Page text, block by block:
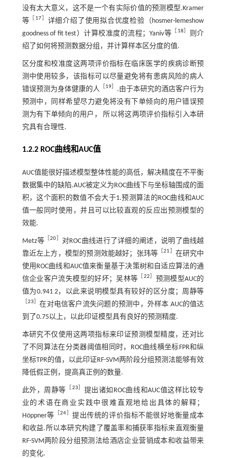
没有太大意义，这不是一个有实际价值的预测模型.Kramer
等 ［ 17］ 详细介绍了使用拟合优度检验（hosmer-lemeshow
goodness of fit test）计算校准度的流程；Yaniv等 ［ 18］
则介
绍了如何将预测数据分组，并计算样本区分度的值.
区分度和校准度这两项评价指标在临床医学的疾病诊断预
测中使用较多，该指标可以尽量避免将有患病风险的病人
错误预测为身体健康的人 ［19］ .由于本研究的酒店客户行为
预测中，同样希望尽力避免将没有下单倾向的用户错误预
测为有下单倾向的用户， 所以将这两项评价指标引入本研
究具有合理性.
1.2.2 ROC曲线和AUC值
AUC值能很好描述模型整体性能的高低，解决精度在不平衡
数据集中的缺陷.AUC被定义为ROC曲线下与坐标轴围成的面
积，这个面积的数值不会大于1.预测算法的ROC曲线和AUC
值一般同时使用，并且可以比较直观的反应出预测模型的
效能.
Metz等 ［20］ 对ROC曲线进行了详细的阐述，说明了曲线越
靠近左上方，模型的预测效能越好；张玮等 ［21］ 在研究中
使用ROC曲线和AUC值来衡量基于决策树和自适应算法的通
信企业客户流失模型的好坏；吴林等 ［22］ 预测模型AUC的
值为0.941 2，以此来说明模型具有较好的区分度；周静等
［23］在对电信客户流失问题的预测中，外样本 AUC的值达
到了0.75以上，以此印证模型具有良好的预测精度.
本研究不仅使用这两项指标来印证预测模型精度，还对比
了不同算法在分类器阈值相同时，ROC曲线横坐标FPR和纵
坐标TPR的值，以此印证RF-SVM两阶段分组预测法能够有效
降低假正例，提高真正例的数量.
此外，周静等 ［23］ 提出诸如ROC曲线和AUC值这样比较专
业的术语在商业实践中很难直观地给出具体的解释；
Höppner等 ［24］提出传统的评价指标不能很好地衡量成本
和收益.所以本研究构建了覆盖率和捕获率指标来直观衡量
RF-SVM两阶段分组预测法给酒店企业营销成本和收益带来
的变化.